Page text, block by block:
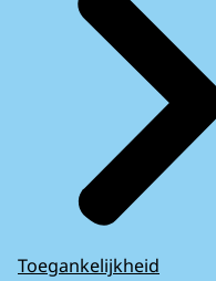
Toegankelijkheid